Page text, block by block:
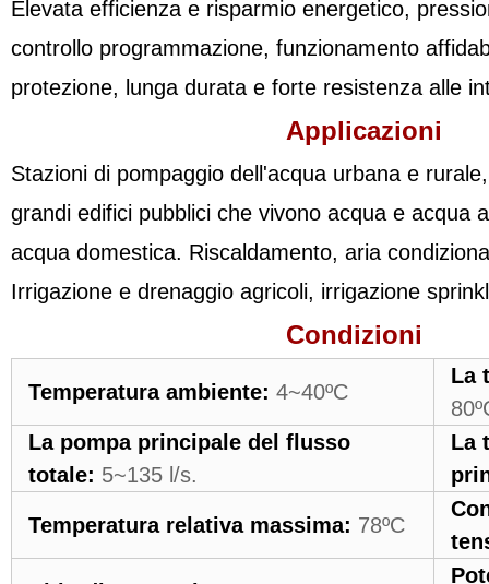
Elevata efficienza e risparmio energetico,
controllo programmazione, funzionamento
protezione, lunga durata e forte resistenza alle
Applicazioni
Stazioni di pompaggio dell'acqua urbana e
grandi edifici pubblici che vivono acqua e acqua
acqua domestica. Riscaldamento, aria
Irrigazione e drenaggio agricoli, irrigazione
Condizioni
Temperatura ambiente: 4~40ºC
La
La pompa principale del flusso
totale: 5~135 l/s.
La
Temperatura relativa massima: 78ºC